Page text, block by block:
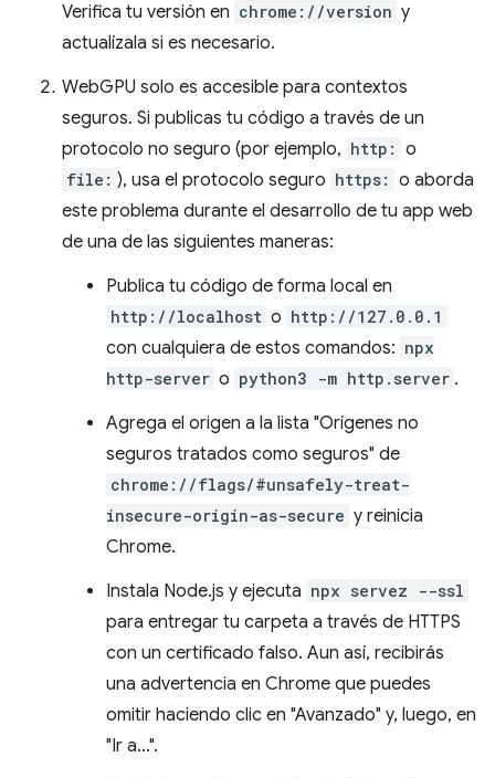
Verifica tu versión en chrome://version y
actualízala si es necesario.
WebGPU solo es accesible para contextos
seguros. Si publicas tu código a través de un
protocolo no seguro (por ejemplo, http: o
file: ), usa el protocolo seguro https: o aborda
este problema durante el desarrollo de tu app web
de una de las siguientes maneras:
Publica tu código de forma local en
http://localhost o http://127.0.0.1
con cualquiera de estos comandos: npx
http-server o python3 -m http.server .
Agrega el origen a la lista "Orígenes no
seguros tratados como seguros" de
chrome://flags/#unsafely-treat-
insecure-origin-as-secure y reinicia
Chrome.
Instala Node.js y ejecuta npx servez --ssl
para entregar tu carpeta a través de HTTPS
con un certificado falso. Aun así, recibirás
una advertencia en Chrome que puedes
omitir haciendo clic en "Avanzado" y, luego, en
"Ir a…".